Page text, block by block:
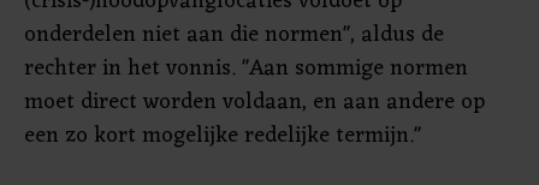
onderdelen niet aan die normen", aldus de
rechter in het vonnis. "Aan sommige normen
moet direct worden voldaan, en aan andere op
een zo kort mogelijke redelijke termijn."